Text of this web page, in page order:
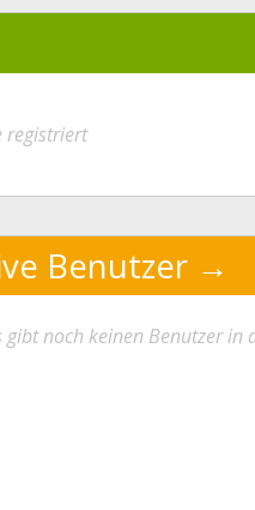
registriert
Benutzer
gibt noch keinen Benutzer in